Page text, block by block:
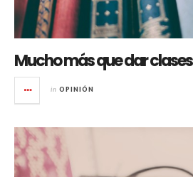
Mucho más que dar clases
in OPINIÓN